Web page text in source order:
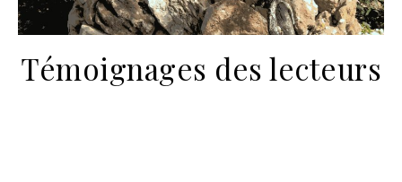
Témoignages des lecteurs